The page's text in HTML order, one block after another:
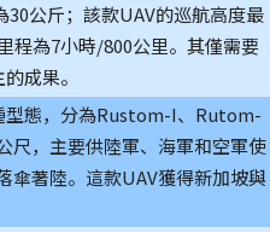
公斤；該款UAV的巡航高度最
程為7小時/800公里。其僅需要
成果。
型態，分為Rustom-I、Rutom-
尺，主要供陸軍、海軍和空軍使
傘著陸。這款UAV獲得新加坡與